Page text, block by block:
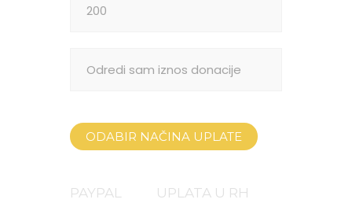
ODABIR NAČINA UPLATE
PAYPAL
UPLATA U RH